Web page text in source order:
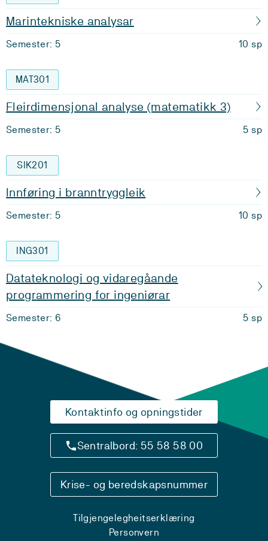
Marintekniske analysar
Semester: 5 10 sp
MAT301
Fleirdimensjonal analyse (matematikk 3)
Semester: 5 5 sp
SIK201
Innføring i branntryggleik
Semester: 5 10 sp
ING301
Datateknologi og vidaregåande
programmering for ingeniørar
Semester: 6 5 sp
Kontaktinfo og opningstider
Sentralbord: 55 58 58 00
Krise- og beredskapsnummer
Tilgjengelegheitserklæring
Personvern